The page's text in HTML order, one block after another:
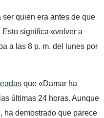
quien era antes de que
significa «volver a
a las 8 p. m. del lunes por
que «Damar ha
últimas 24 horas. Aunque
ha demostrado que parece